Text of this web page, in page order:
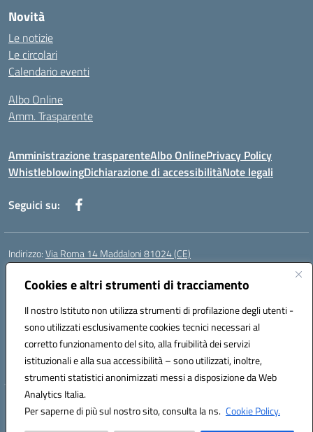
Cookies e altri strumenti di tracciamento
Il nostro Istituto non utilizza strumenti di profilazione degli utenti -
sono utilizzati esclusivamente cookies tecnici necessari al
corretto funzionamento del sito, alla fruibilità dei servizi
istituzionali e alla sua accessibilità – sono utilizzati, inoltre,
strumenti statistici anonimizzati messi a disposizione da Web
Analytics Italia.
Per saperne di più sul nostro sito, consulta la ns. Cookie Policy.
Novità
Le notizie
Le circolari
Calendario eventi
Albo Online
Amm. Trasparente
Amministrazione trasparenteAlbo OnlinePrivacy Policy
WhistleblowingDichiarazione di accessibilitàNote legali
Seguici su:
Indirizzo:Via Roma 14 Maddaloni 81024 (CE)
Centralino:
Posta elettronica certificata (PEC):ceic8an00r@pec.istruzione.it
Codice fiscale: 80006190617
Codice meccanografico:CEIC8AN00R
Codice Indice delle Pubbliche Amministrazioni (IPA): icmvce
Codice unico di fatturazione (CUF): UFORSV
Hosting & Powered by 3D Solution S.r.l.
Concept & Design by Designers Italia